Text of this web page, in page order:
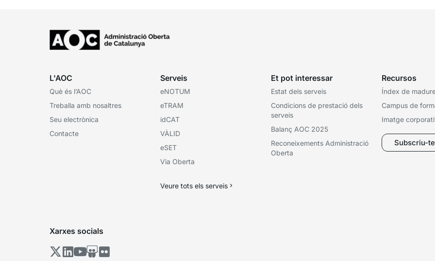
L'AOC
Què és l’AOC
Treballa amb nosaltres
Seu electrònica
Contacte
Serveis
eNOTUM
eTRAM
idCAT
VÀLID
eSET
Via Oberta
Veure tots els serveis
Et pot interessar
Estat dels serveis
Condicions de prestació dels
serveis
Balanç AOC 2025
Reconeixements Administració
Oberta
Recursos
Índex de
Campus de
Imatge
Subscriu-
Xarxes socials